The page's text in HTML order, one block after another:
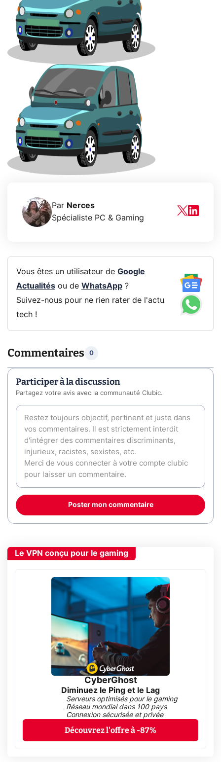
Par Nerces
Spécialiste PC & Gaming
Vous êtes un utilisateur de Google
Actualitésou de WhatsApp?
Suivez-nous pour ne rien rater de l'actu
tech !
Commentaires 0
Participer à la discussion
Partagez votre avis avec la communauté Clubic.
Poster mon commentaire
Le VPN conçu pour le gaming
CyberGhost
Diminuez le Ping et le Lag
Serveurs optimisés pour le gaming
Réseau mondial dans 100 pays
Connexion sécurisée et privée
Découvrez l'offre à -87%